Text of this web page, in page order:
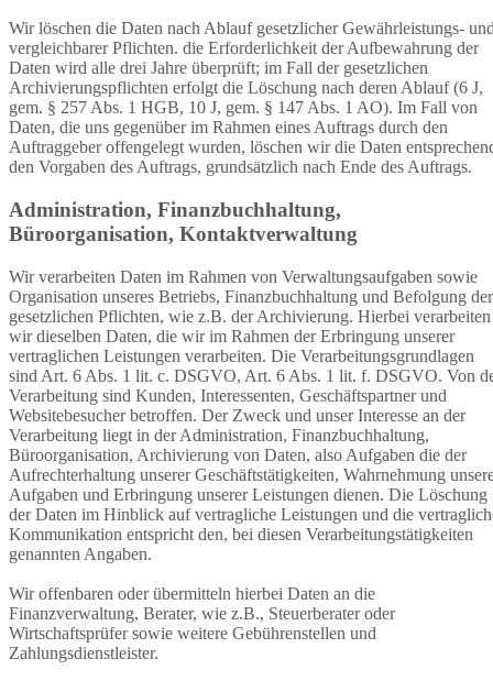
Wir löschen die Daten nach Ablauf gesetzlicher Gewährleistungs-
vergleichbarer Pflichten. die Erforderlichkeit der Aufbewahrung der
Daten wird alle drei Jahre überprüft; im Fall der gesetzlichen
Archivierungspflichten erfolgt die Löschung nach deren Ablauf (6 J,
gem. § 257 Abs. 1 HGB, 10 J, gem. § 147 Abs. 1 AO). Im Fall von
Daten, die uns gegenüber im Rahmen eines Auftrags durch den
Auftraggeber offengelegt wurden, löschen wir die Daten
den Vorgaben des Auftrags, grundsätzlich nach Ende des Auftrags.
Administration, Finanzbuchhaltung,
Büroorganisation, Kontaktverwaltung
Wir verarbeiten Daten im Rahmen von Verwaltungsaufgaben sowie
Organisation unseres Betriebs, Finanzbuchhaltung und Befolgung der
gesetzlichen Pflichten, wie z.B. der Archivierung. Hierbei verarbeiten
wir dieselben Daten, die wir im Rahmen der Erbringung unserer
vertraglichen Leistungen verarbeiten. Die Verarbeitungsgrundlagen
sind Art. 6 Abs. 1 lit. c. DSGVO, Art. 6 Abs. 1 lit. f. DSGVO. Von
Verarbeitung sind Kunden, Interessenten, Geschäftspartner und
Websitebesucher betroffen. Der Zweck und unser Interesse an der
Verarbeitung liegt in der Administration, Finanzbuchhaltung,
Büroorganisation, Archivierung von Daten, also Aufgaben die der
Aufrechterhaltung unserer Geschäftstätigkeiten, Wahrnehmung
Aufgaben und Erbringung unserer Leistungen dienen. Die Löschung
der Daten im Hinblick auf vertragliche Leistungen und die
Kommunikation entspricht den, bei diesen Verarbeitungstätigkeiten
genannten Angaben.
Wir offenbaren oder übermitteln hierbei Daten an die
Finanzverwaltung, Berater, wie z.B., Steuerberater oder
Wirtschaftsprüfer sowie weitere Gebührenstellen und
Zahlungsdienstleister.